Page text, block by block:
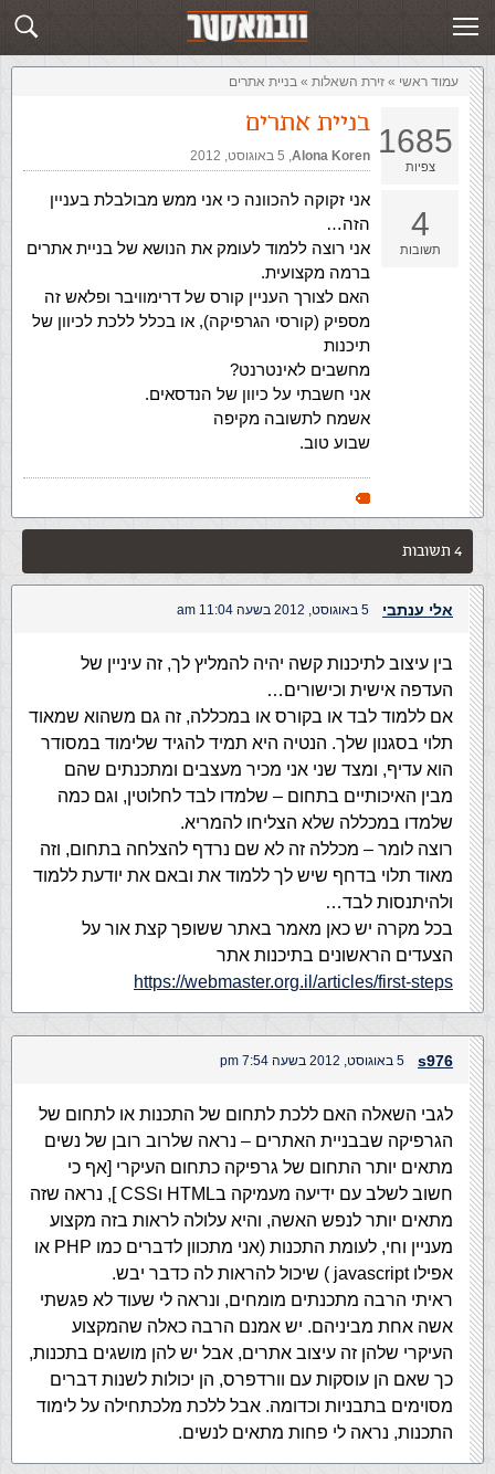
שלח תשובה זירת השאלות
עמוד ראשי » ‏זירת השאלות‏ » בניית אתרים
1685
צפיות
4
תשובות
בניית אתרים
Alona Koren
,‏ 5 באוגוסט, 2012
אני זקוקה להכוונה כי אני ממש מבולבלת בעניין
הזה…
אני רוצה ללמוד לעומק את הנושא של בניית אתרים
ברמה מקצועית.
האם לצורך העניין קורס של דרימוויבר ופלאש זה
מספיק (קורסי הגרפיקה), או בכלל ללכת לכיוון של
תיכנות
מחשבים לאינטרנט?
אני חשבתי על כיוון של הנדסאים.
אשמח לתשובה מקיפה
שבוע טוב.
4 תשובות
אלי ענתבי 5 באוגוסט, 2012 בשעה 11:04 am
בין עיצוב לתיכנות קשה יהיה להמליץ לך, זה עיניין של
העדפה אישית וכישורים…
אם ללמוד לבד או בקורס או במכללה, זה גם משהוא שמאוד
תלוי בסגנון שלך. הנטיה היא תמיד להגיד שלימוד במסודר
הוא עדיף, ומצד שני אני מכיר מעצבים ומתכנתים שהם
מבין האיכותיים בתחום – שלמדו לבד לחלוטין, וגם כמה
שלמדו במכללה שלא הצליחו להמריא.
רוצה לומר – מכללה זה לא שם נרדף להצלחה בתחום, וזה
מאוד תלוי בדחף שיש לך ללמוד את ובאם את יודעת ללמוד
ולהיתנסות לבד…
בכל מקרה יש כאן מאמר באתר ששופך קצת אור על
הצעדים הראשונים בתיכנות אתר
https://webmaster.org.il/articles/first-steps
s976 5 באוגוסט, 2012 בשעה 7:54 pm
לגבי השאלה האם ללכת לתחום של התכנות או לתחום של
הגרפיקה שבבניית האתרים – נראה שלרוב רובן של נשים
מתאים יותר התחום של גרפיקה כתחום העיקרי [אף כי
חשוב לשלב עם ידיעה מעמיקה בHTML וCSS ], נראה שזה
מתאים יותר לנפש האשה, והיא עלולה לראות בזה מקצוע
מעניין וחי, לעומת התכנות (אני מתכוון לדברים כמו PHP או
אפילו javascript ) שיכול להראות לה כדבר יבש.
ראיתי הרבה מתכנתים מומחים, ונראה לי שעוד לא פגשתי
אשה אחת מביניהם. יש אמנם הרבה כאלה שהמקצוע
העיקרי שלהן זה עיצוב אתרים, אבל יש להן מושגים בתכנות,
כך שאם הן עוסקות עם וורדפרס, הן יכולות לשנות דברים
מסוימים בתבניות וכדומה. אבל ללכת מלכתחילה על לימוד
התכנות, נראה לי פחות מתאים לנשים.